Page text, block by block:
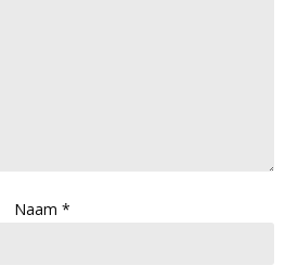
Naam *